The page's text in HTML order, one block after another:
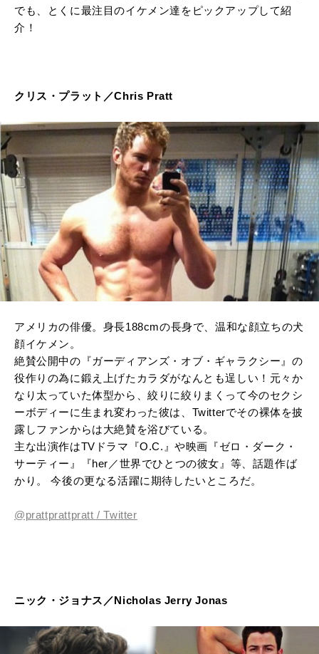
でも、とくに最注目のイケメン達をピックアップして紹
介！
クリス・プラット／Chris Pratt
アメリカの俳優。身長188cmの長身で、温和な顔立ちの犬
顔イケメン。
絶賛公開中の 『ガーディアンズ・オブ・ギャラクシー』の
役作りの為に鍛え上げたカラダがなんとも逞しい！元々か
なり太っていた体型から、絞りに絞りまくって今のセクシ
ーボディーに生まれ変わった彼は、Twitterでその裸体を披
露しファンからは大絶賛を浴びている。
主な出演作はTVドラマ『O.C.』や映画『ゼロ・ダーク・
サーティー』『her／世界でひとつの彼女』等、話題作ば
かり。 今後の更なる活躍に期待したいところだ。
@prattprattpratt / Twitter
ニック・ジョナス／Nicholas Jerry Jonas